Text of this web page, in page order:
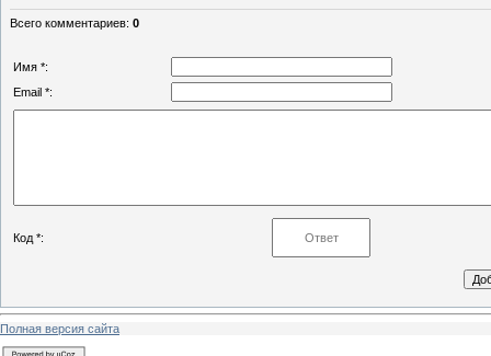
Всего комментариев: 0
Имя *:
Email *:
Код *:
Полная версия сайта